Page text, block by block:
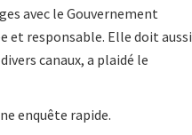
avec le Gouvernement
et responsable. Elle doit aussi
canaux, a plaidé le
enquête rapide.